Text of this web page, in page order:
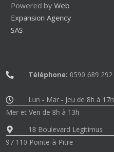
Powered by Web
Expansion Agency
SAS
Téléphone: 0590 689 292
Lun - Mar - Jeu de 8h à 17h
Mer et Ven de 8h à 13h
18 Boulevard Legitimus
97 110 Pointe-à-Pitre